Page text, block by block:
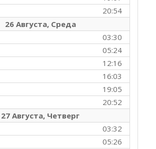
20:54
26 Августа, Среда
03:30
05:24
12:16
16:03
19:05
20:52
27 Августа, Четверг
03:32
05:26